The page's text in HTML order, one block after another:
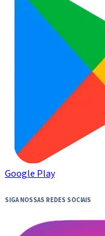
Google Play
SIGA NOSSAS REDES SOCIAIS